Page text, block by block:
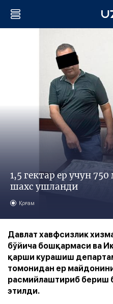
1,5 гектар ер учун
шахс ушланди
Қоғам
Давлат хавфсизлик
бўйича бошқармаси ва
қарши курашиш
томонидан ер
расмийлаштириб бериш
этилди.